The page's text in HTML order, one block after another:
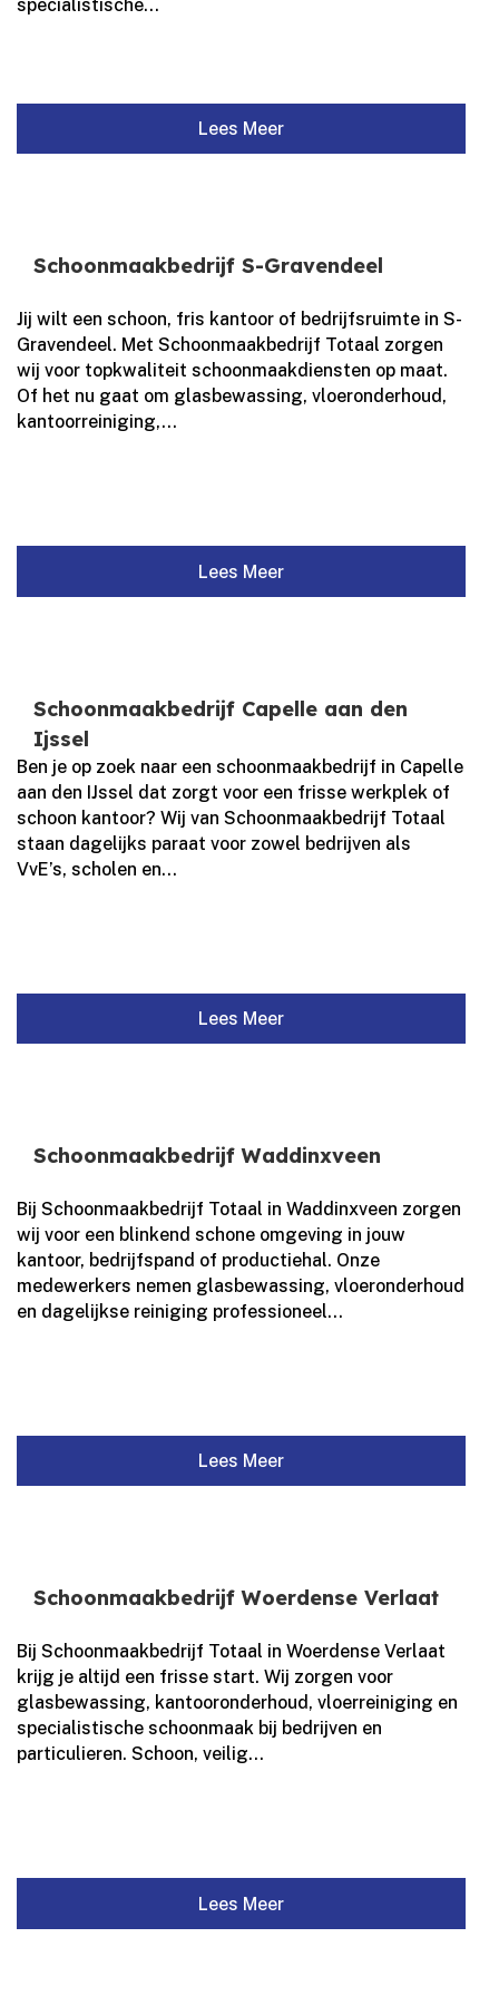
specialistische...
Lees Meer
Schoonmaakbedrijf S-Gravendeel
Jij wilt een schoon, fris kantoor of bedrijfsruimte in S-
Gravendeel.​ Met Schoonmaakbedrijf Totaal zorgen
wij voor topkwaliteit schoonmaakdiensten op maat.​
Of het nu gaat om glasbewassing, vloeronderhoud,
kantoorreiniging,...
Lees Meer
Schoonmaakbedrijf Capelle aan den
Ijssel
Ben je op zoek naar een schoonmaakbedrijf in Capelle
aan den IJssel dat zorgt voor een frisse werkplek of
schoon kantoor? Wij van Schoonmaakbedrijf Totaal
staan dagelijks paraat voor zowel bedrijven als
VvE’s, scholen en...
Lees Meer
Schoonmaakbedrijf Waddinxveen
Bij Schoonmaakbedrijf Totaal in Waddinxveen zorgen
wij voor een blinkend schone omgeving in jouw
kantoor, bedrijfspand of productiehal.​ Onze
medewerkers nemen glasbewassing, vloeronderhoud
en dagelijkse reiniging professioneel...
Lees Meer
Schoonmaakbedrijf Woerdense Verlaat
Bij Schoonmaakbedrijf Totaal in Woerdense Verlaat
krijg je altijd een frisse start.​ Wij zorgen voor
glasbewassing, kantooronderhoud, vloerreiniging en
specialistische schoonmaak bij bedrijven en
particulieren.​ Schoon, veilig...
Lees Meer